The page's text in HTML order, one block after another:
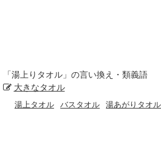
「湯上りタオル 」の言い換え・類義語
大きなタオル
湯上タオル バスタオル 湯あがりタオル